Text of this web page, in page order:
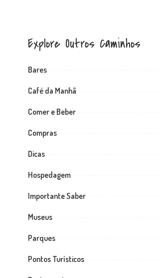
Explore Outros Caminhos
Bares
Café da Manhã
Comer e Beber
Compras
Dicas
Hospedagem
Importante Saber
Museus
Parques
Pontos Turísticos